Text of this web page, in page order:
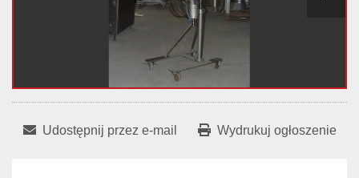
Udostępnij przez e-mail Wydrukuj ogłoszenie